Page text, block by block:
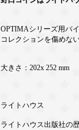
OPTIMAシリーズ用バ
コレクションを傷めな
大きさ：202x 252 mm
ライトハウス
ライトハウス出版社の